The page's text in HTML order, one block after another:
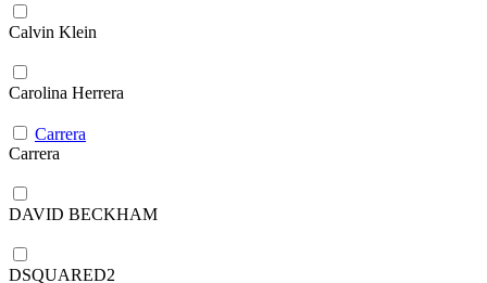
Calvin Klein
Carolina Herrera
Carrera
Carrera
DAVID BECKHAM
DSQUARED2